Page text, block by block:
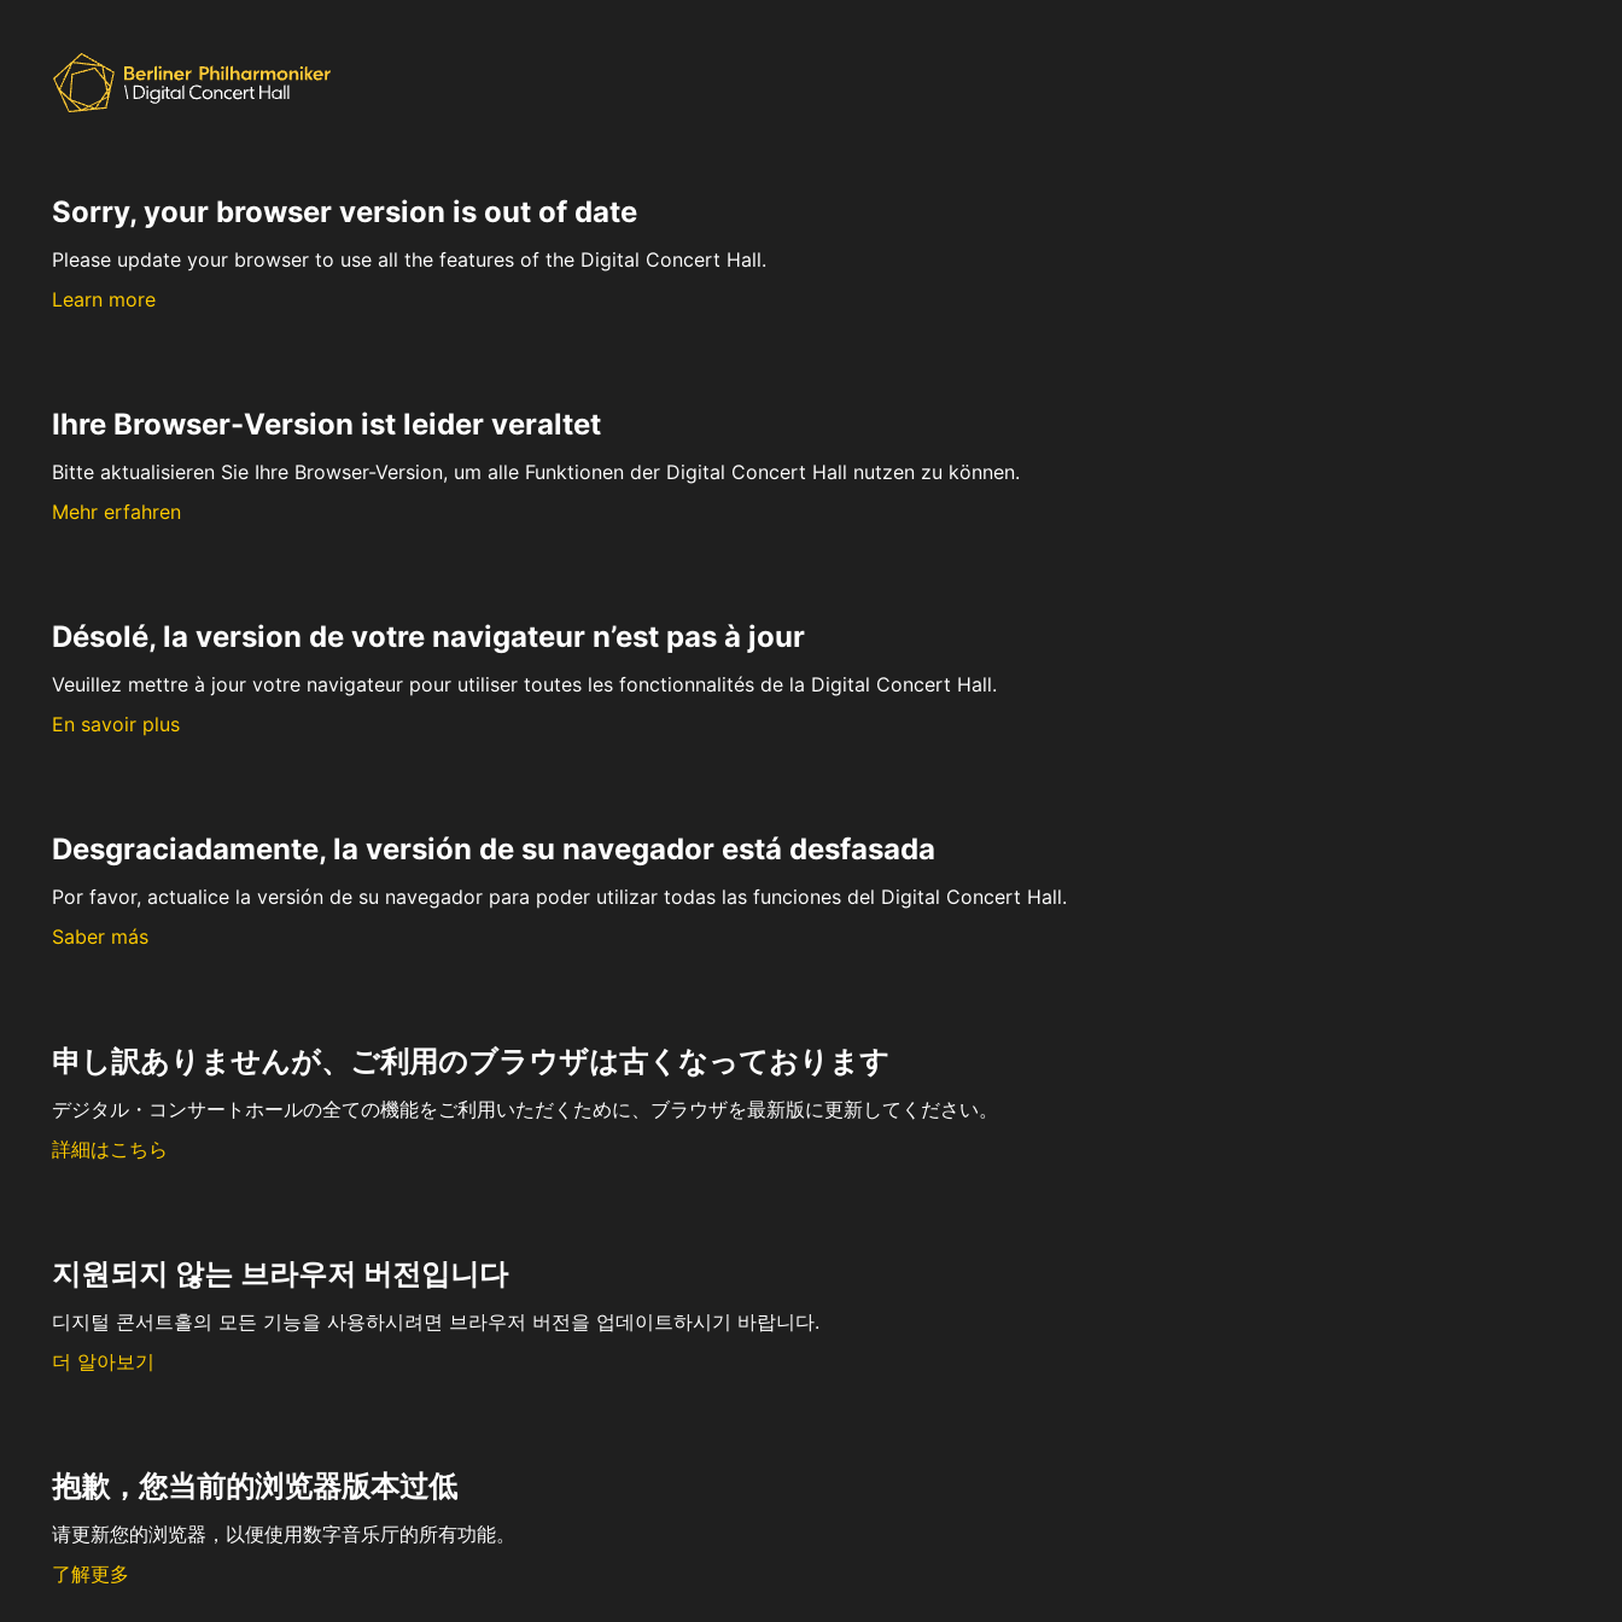
Sorry, your browser version is out of date
Please update your browser to use all the features of the Digital Concert Hall.
Learn more
Ihre Browser-Version ist leider veraltet
Bitte aktualisieren Sie Ihre Browser-Version, um alle Funktionen der Digital Concert Hall nutzen zu können.
Mehr erfahren
Désolé, la version de votre navigateur n’est pas à jour
Veuillez mettre à jour votre navigateur pour utiliser toutes les fonctionnalités de la Digital Concert Hall.
En savoir plus
Desgraciadamente, la versión de su navegador está desfasada
Por favor, actualice la versión de su navegador para poder utilizar todas las funciones del Digital Concert Hall.
Saber más
申し訳ありませんが、ご利用のブラウザは古くなっております
デジタル・コンサートホールの全ての機能をご利用いただくために、ブラウザを最新版に更新してください。
詳細はこちら
지원되지 않는 브라우저 버전입니다
디지털 콘서트홀의 모든 기능을 사용하시려면 브라우저 버전을 업데이트하시기 바랍니다.
더 알아보기
抱歉，您当前的浏览器版本过低
请更新您的浏览器，以便使用数字音乐厅的所有功能。
了解更多